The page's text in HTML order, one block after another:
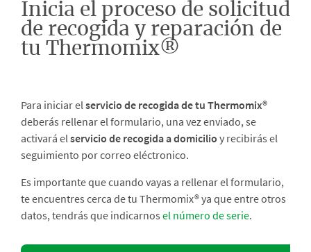
Inicia el proceso de solicitud
de recogida y reparación de
tu Thermomix®
Para iniciar elservicio de recogida de tu Thermomix®
deberás rellenar el formulario, una vez enviado, se
activará elservicio de recogida a domicilio y recibirás el
seguimiento por correo eléctronico.
Es importante que cuando vayas a rellenar el formulario,
te encuentres cerca de tu Thermomix® ya que entre otros
datos, tendrás que indicarnos el número de serie.